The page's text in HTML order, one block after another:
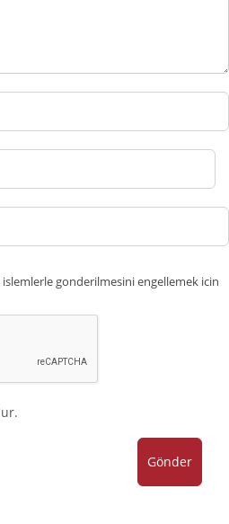
gonderilmesini engellemek icin
Gönder